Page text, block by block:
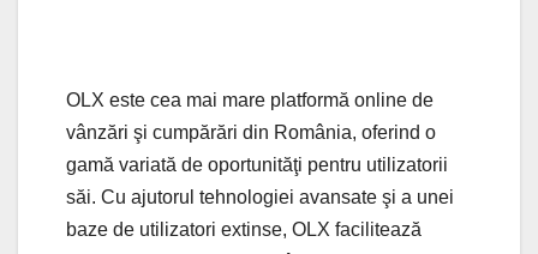
OLX este cea mai mare platformă online de
vânzări şi cumpărări din România, oferind o
gamă variată de oportunităţi pentru utilizatorii
săi. Cu ajutorul tehnologiei avansate şi a unei
baze de utilizatori extinse, OLX facilitează